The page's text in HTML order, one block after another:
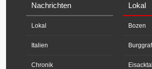
Nachrichten
Lokal
Italien
Chronik
Lokal
Bozen
Eisacktal